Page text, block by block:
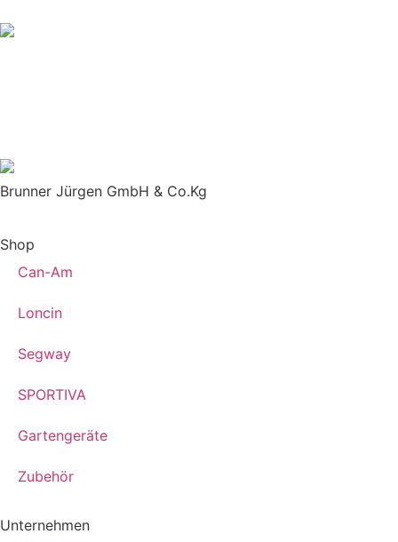
Brunner Jürgen GmbH & Co.Kg
Shop
Can-Am
Loncin
Segway
SPORTIVA
Gartengeräte
Zubehör
Unternehmen